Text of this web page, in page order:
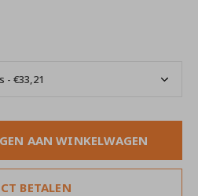
AAN WINKELWAGEN
BETALEN